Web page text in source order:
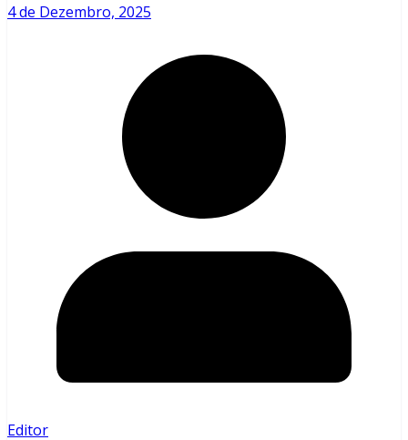
4 de Dezembro, 2025
Editor